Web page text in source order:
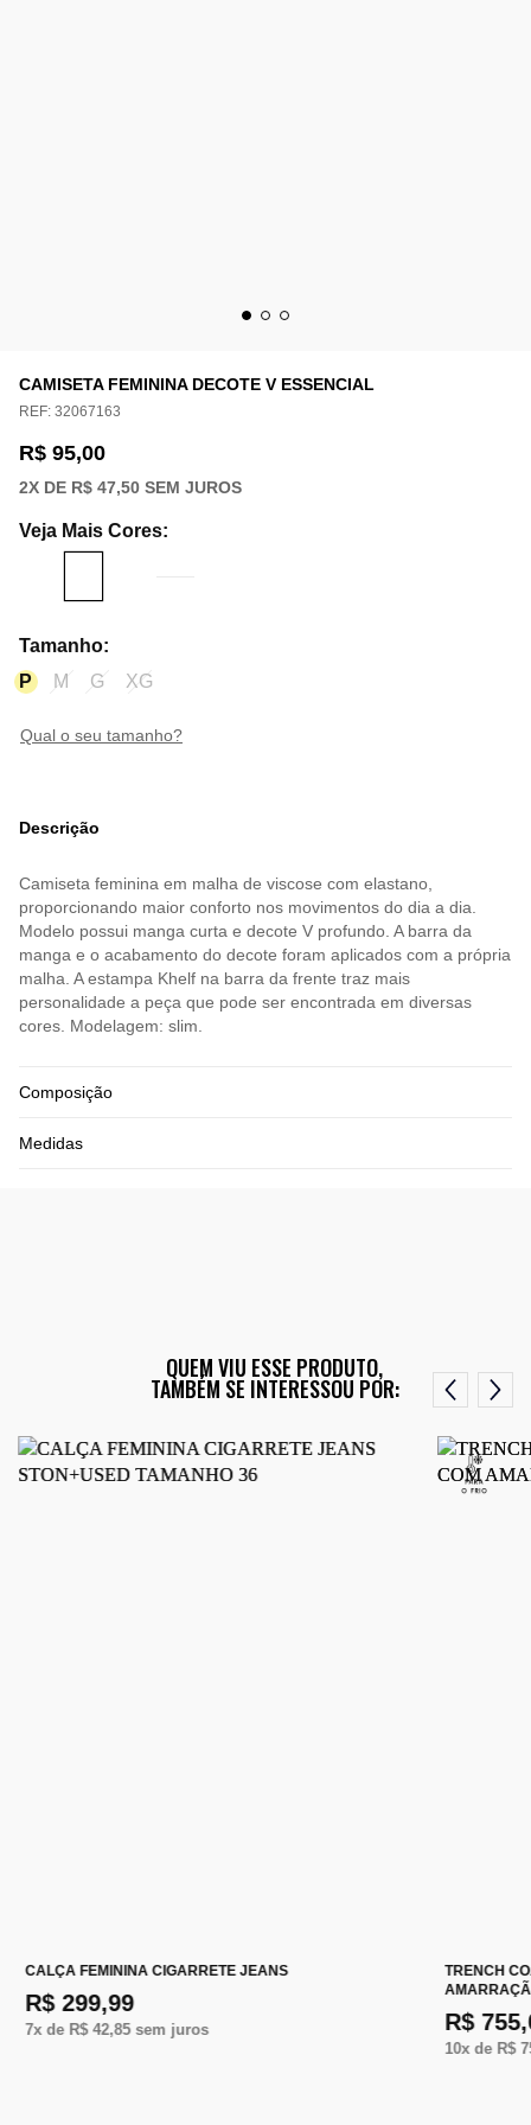
CAMISETA FEMININA DECOTE V ESSENCIAL
REF: 32067163
R$ 95,00
2X DE R$ 47,50 SEM JUROS
Veja Mais Cores:
Tamanho:
P
M G XG
qual o seu tamanho?
Descrição
Camiseta feminina em malha de viscose com elastano,
proporcionando maior conforto nos movimentos do dia a dia.
Modelo possui manga curta e decote V profundo. A barra da
manga e o acabamento do decote foram aplicados com a própria
malha. A estampa Khelf na barra da frente traz mais
personalidade a peça que pode ser encontrada em diversas
cores. Modelagem: slim.
Composição
Medidas
QUEM VIU ESSE PRODUTO,
TAMBÉM SE INTERESSOU POR:
CALÇA FEMININA CIGARRETE JEANS
R$ 299,99
7x de R$ 42,85sem juros
TRENCH
R$
10x de R$